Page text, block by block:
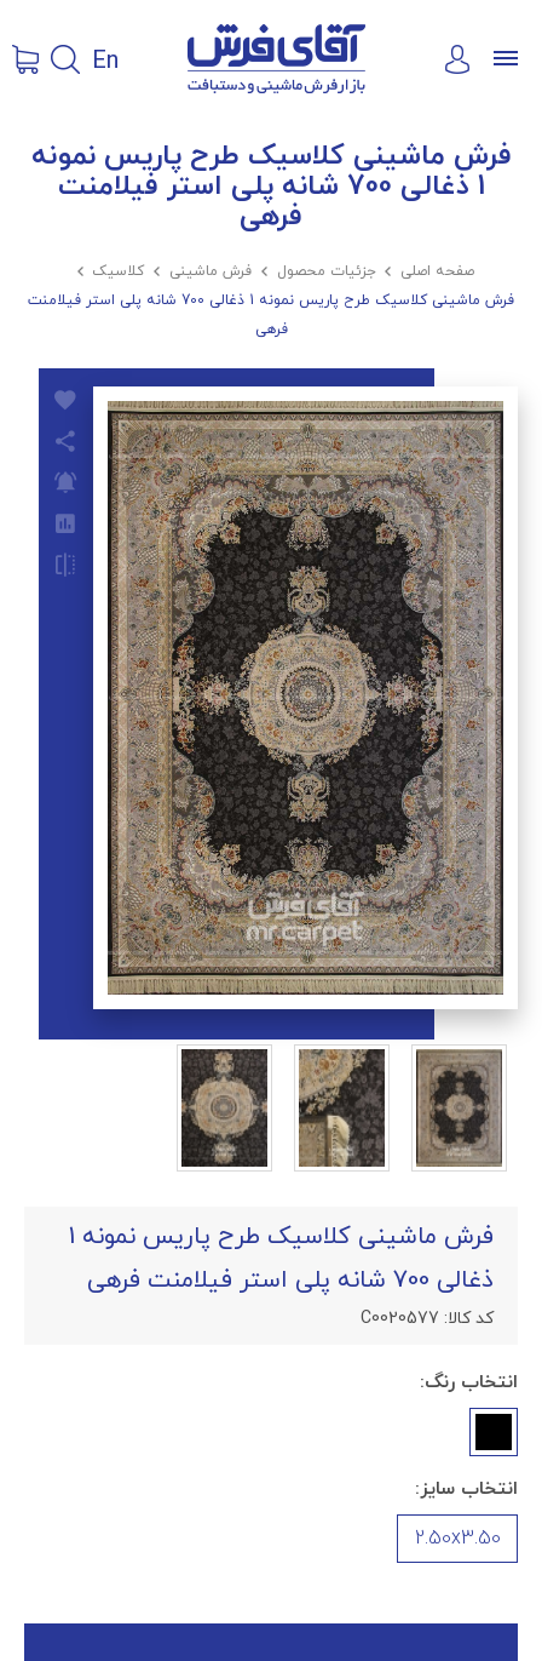
En
فرش ماشینی کلاسیک طرح پاریس نمونه
1 ذغالی 700 شانه پلی استر فیلامنت
فرهی
صفحه اصلی  جزئیات محصول  فرش ماشینی  کلاسیک 
فرش ماشینی کلاسیک طرح پاریس نمونه 1 ذغالی 700 شانه پلی استر فیلامنت
فرهی
فرش ماشینی کلاسیک طرح پاریس نمونه 1
ذغالی 700 شانه پلی استر فیلامنت فرهی
کد کالا: C0020577
انتخاب رنگ:
انتخاب سایز:
2.50x3.50